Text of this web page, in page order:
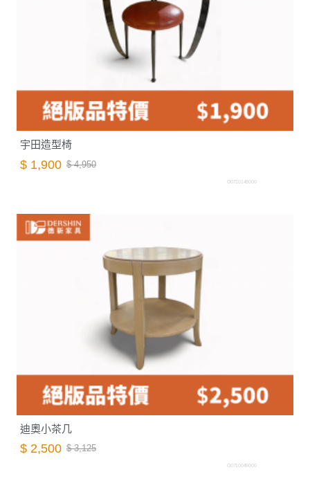
宇田造型椅
$ 1,900 $ 4,950
O0710148000
迪奧小茶几
$ 2,500 $ 3,125
O0710049000